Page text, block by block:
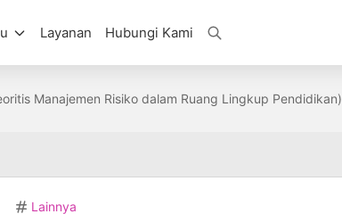
Layanan Hubungi Kami
Manajemen Risiko dalam Ruang Lingkup Pendidikan)
Lainnya